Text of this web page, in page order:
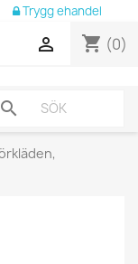
Trygg ehandel
shopping_cart (0)

search